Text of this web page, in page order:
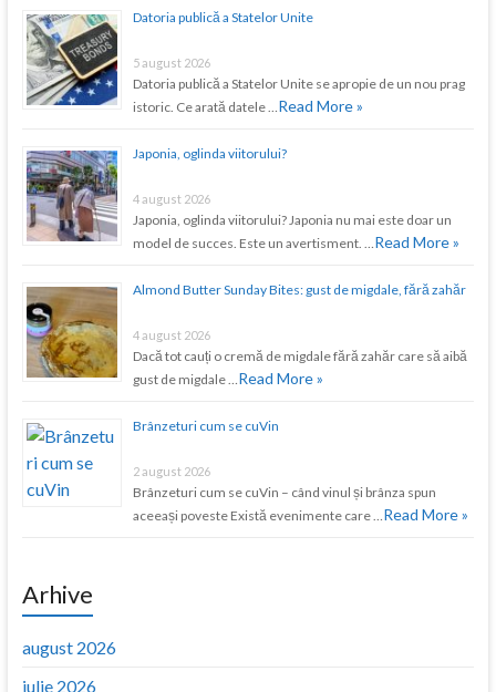
Datoria publică a Statelor Unite
5 august 2026
Datoria publică a Statelor Unite se apropie de un nou prag
istoric. Ce arată datele … Read More »
Japonia, oglinda viitorului?
4 august 2026
Japonia, oglinda viitorului? Japonia nu mai este doar un
model de succes. Este un avertisment. … Read More »
Almond Butter Sunday Bites: gust de migdale, fără zahăr
4 august 2026
Dacă tot cauți o cremă de migdale fără zahăr care să aibă
gust de migdale … Read More »
Brânzeturi cum se cuVin
2 august 2026
Brânzeturi cum se cuVin – când vinul și brânza spun
aceeași poveste Există evenimente care … Read More »
Arhive
august 2026
iulie 2026